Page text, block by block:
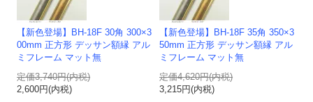
【新色登場】BH-18F 30角 300×3
00mm 正方形 デッサン額縁 アル
ミフレーム マット無
定価3,740円(内税)
2,600円(内税)
【新色登場】BH-18F 35角 350×3
50mm 正方形 デッサン額縁 アル
ミフレーム マット無
定価4,620円(内税)
3,215円(内税)